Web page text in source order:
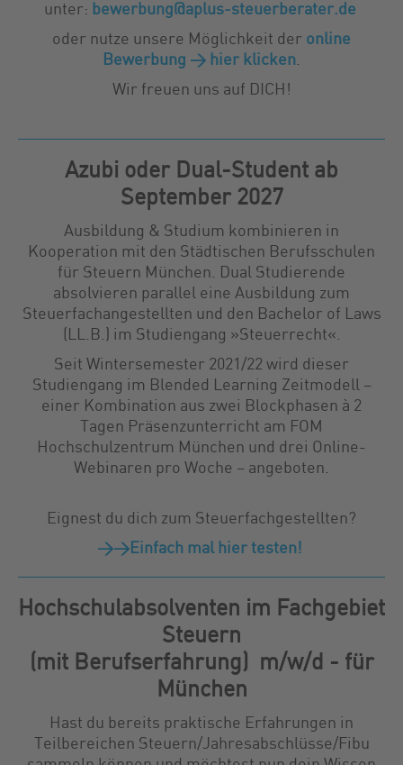
unter: bewerbung@aplus-steuerberater.de
oder nutze unsere Möglichkeit der online
Bewerbung > hier klicken.
Wir freuen uns auf DICH!
Azubi oder Dual-Student ab
September 2027
Ausbildung & Studium kombinieren in
Kooperation mit den Städtischen Berufsschulen
für Steuern München. Dual Studierende
absolvieren parallel eine Ausbildung zum
Steuerfachangestellten und den Bachelor of Laws
(LL.B.) im Studiengang »Steuerrecht«.
Seit Wintersemester 2021/22 wird dieser
Studiengang im Blended Learning Zeitmodell –
einer Kombination aus zwei Blockphasen à 2
Tagen Präsenzunterricht am FOM
Hochschulzentrum München und drei Online-
Webinaren pro Woche – angeboten.
Eignest du dich zum Steuerfachgestellten?
>>Einfach mal hier testen!
Hochschulabsolventen im Fachgebiet
Steuern
(mit Berufserfahrung) m/w/d - für
München
Hast du bereits praktische Erfahrungen in
Teilbereichen Steuern/Jahresabschlüsse/Fibu